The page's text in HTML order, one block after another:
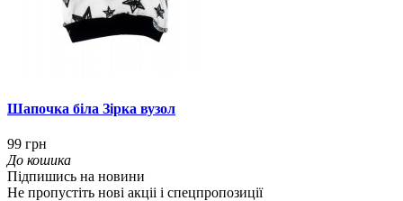
Шапочка біла Зірка вузол
99 грн
До кошика
Підпишись на новини
Не пропустіть нові акціі і спецпропозиції